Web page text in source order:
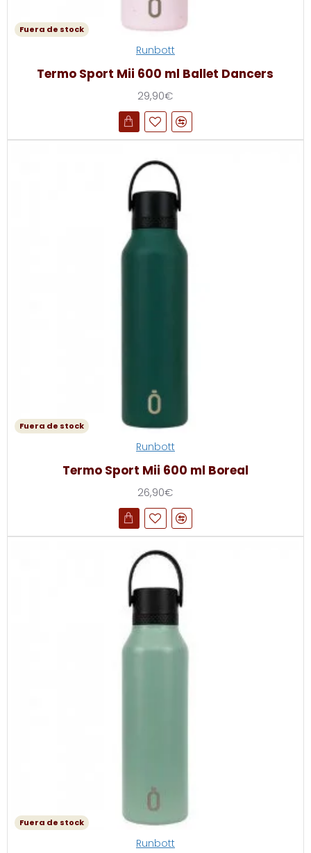
Fuera de stock
Runbott
Termo Sport Mii 600 ml Ballet Dancers
29,90€
Fuera de stock
Runbott
Termo Sport Mii 600 ml Boreal
26,90€
Fuera de stock
Runbott